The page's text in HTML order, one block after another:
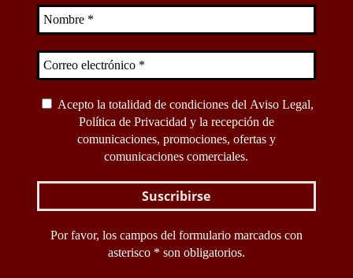
Acepto la totalidad de condiciones del Aviso Legal,
Política de Privacidad y la recepción de
comunicaciones, promociones, ofertas y
comunicaciones comerciales.
Por favor, los campos del formulario marcados con
asterisco * son obligatorios.